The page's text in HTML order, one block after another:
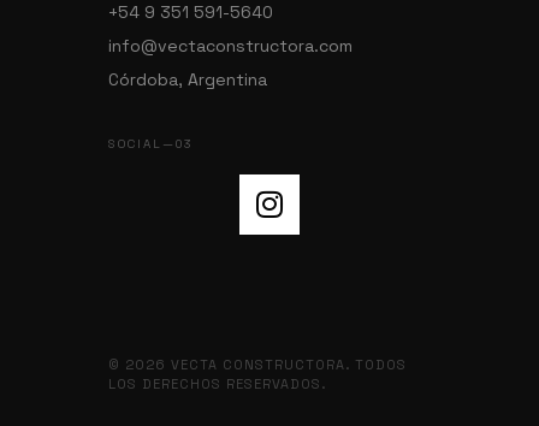
+54 9 351 591-5640
info@vectaconstructora.com
Córdoba, Argentina
SOCIAL—03
© 2026 VECTA CONSTRUCTORA. TODOS
LOS DERECHOS RESERVADOS.